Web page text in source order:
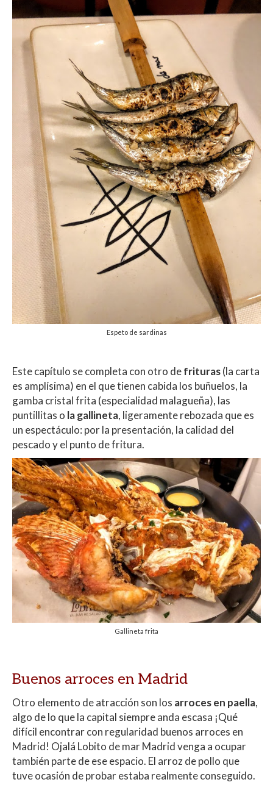
Espeto de sardinas
Este capítulo se completa con otro defrituras(la carta
es amplísima) en el que tienen cabida los buñuelos, la
gamba cristal frita (especialidad malagueña), las
puntillitas o la gallineta, ligeramente rebozada que es
un espectáculo: por la presentación, la calidad del
pescado y el punto de fritura.
Gallineta frita
Buenos arroces en Madrid
Otro elemento de atracción son los arroces en paella,
algo de lo que la capital siempre anda escasa ¡Qué
difícil encontrar con regularidad buenos arroces en
Madrid! Ojalá Lobito de mar Madrid venga a ocupar
también parte de ese espacio. El arroz de pollo que
tuve ocasión de probar estaba realmente conseguido.